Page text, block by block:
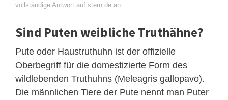
vollständige Antwort auf stern.de an
Sind Puten weibliche Truthähne?
Pute oder Haustruthuhn ist der offizielle
Oberbegriff für die domestizierte Form des
wildlebenden Truthuhns (Meleagris gallopavo).
Die männlichen Tiere der Pute nennt man Puter